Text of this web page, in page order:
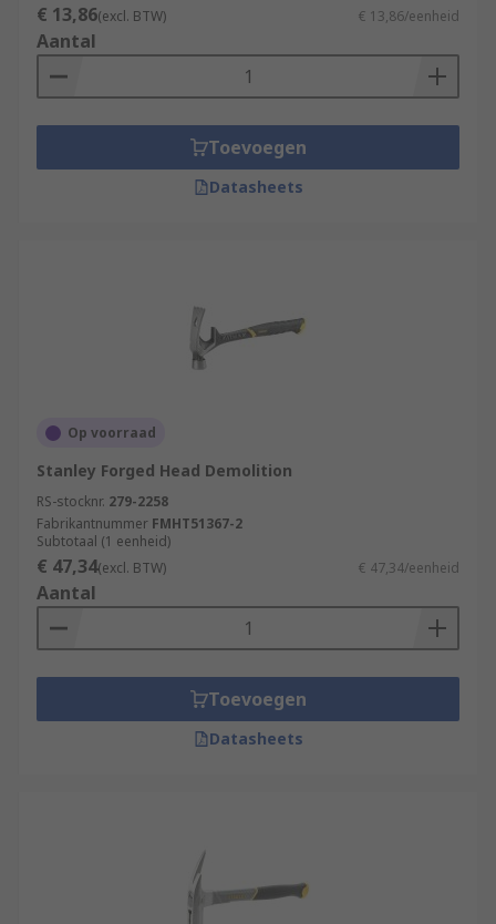
€ 13,86(excl. BTW) € 13,86/eenheid
Aantal
Toevoegen
Datasheets
Op voorraad
Stanley Forged Head Demolition
RS-stocknr. 279-2258
Fabrikantnummer FMHT51367-2
Subtotaal (1 eenheid)
€ 47,34(excl. BTW) € 47,34/eenheid
Aantal
Toevoegen
Datasheets